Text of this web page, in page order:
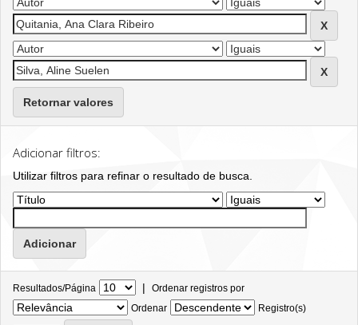
Retornar valores
Adicionar filtros:
Utilizar filtros para refinar o resultado de busca.
Resultados/Página | Ordenar registros por
Ordenar
Registro(s)